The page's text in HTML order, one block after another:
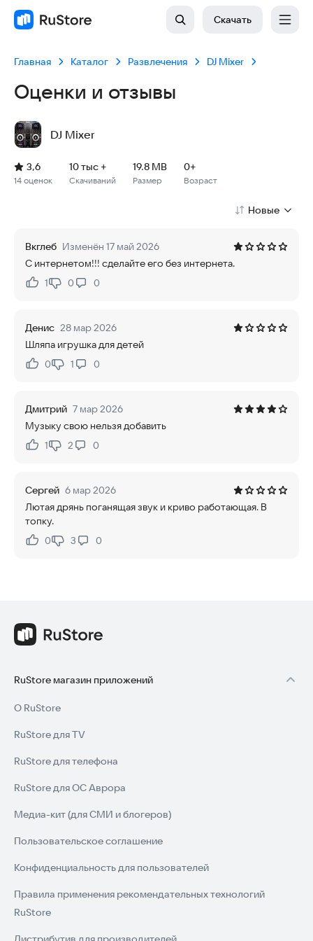
Скачать
Главная Каталог Развлечения DJ Mixer
Оценки и отзывы
DJ Mixer
Рейтинг: 3,6, 14 оценок
Скачиваний: 10 тыс +
Размер файла: 19.8 MB
Возрастное ограничение: 19.8 MB
14 оценок
3,6
Скачиваний
10 тыс +
Размер
19.8 MB
Возраст
0+
Новые
Вкглеб Изменён 17 май 2026
С интернетом!!! сделайте его без интернета.
Нравится:
1Не нравится:
0 0
Денис 28 мар 2026
Шляпа игрушка для детей
Нравится:
0Не нравится:
1 0
Дмитрий 7 мар 2026
Музыку свою нельзя добавить
Нравится:
1Не нравится:
2 0
Сергей 6 мар 2026
Лютая дрянь поганящая звук и криво работающая. В
топку.
Нравится:
0Не нравится:
3 0
RuStore магазин приложений
О RuStore
RuStore для TV
RuStore для телефона
RuStore для ОС Аврора
Медиа-кит (для СМИ и блогеров)
Пользовательское соглашение
Конфиденциальность для пользователей
Правила применения рекомендательных технологий
RuStore